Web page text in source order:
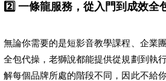
2️⃣ 一條龍服務，從入門到成效全
無論你需要的是短影音教學課程、企業
全包代操，老獅說都能提供從規劃到執
解每個品牌所處的階段不同，因此不給